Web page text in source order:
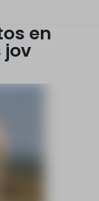
en
jov